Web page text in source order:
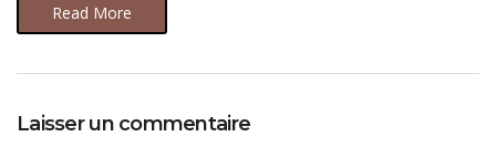
Read More
Laisser un commentaire